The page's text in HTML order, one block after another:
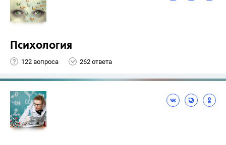
Психология
122 вопроса 262 ответа